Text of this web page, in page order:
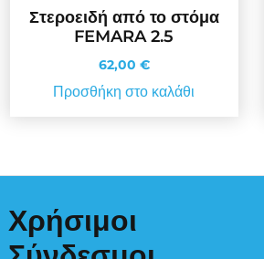
Στεροειδή από το στόμα
FEMARA 2.5
62,00 €
Προσθήκη στο καλάθι
Χρήσιμοι